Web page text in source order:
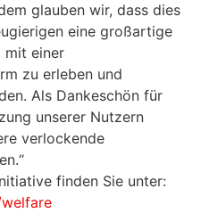
glauben wir, dass dies
eine großartige
mit einer
zu erleben und
Als Dankeschön für
unserer Nutzern
verlockende
finden Sie unter: